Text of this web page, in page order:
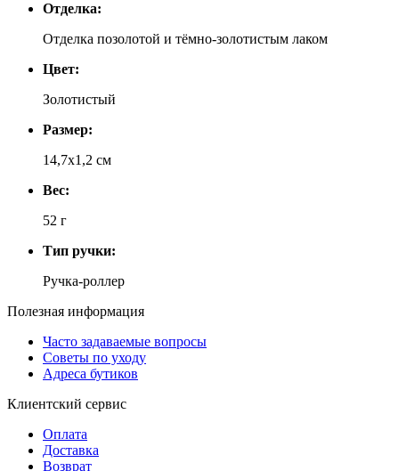
Отделка:
Отделка позолотой и тёмно-золотистым лаком
Цвет:
Золотистый
Размер:
14,7x1,2 см
Вес:
52 г
Тип ручки:
Ручка-роллер
Полезная информация
Часто задаваемые вопросы
Советы по уходу
Адреса бутиков
Клиентский сервис
Оплата
Доставка
Возврат